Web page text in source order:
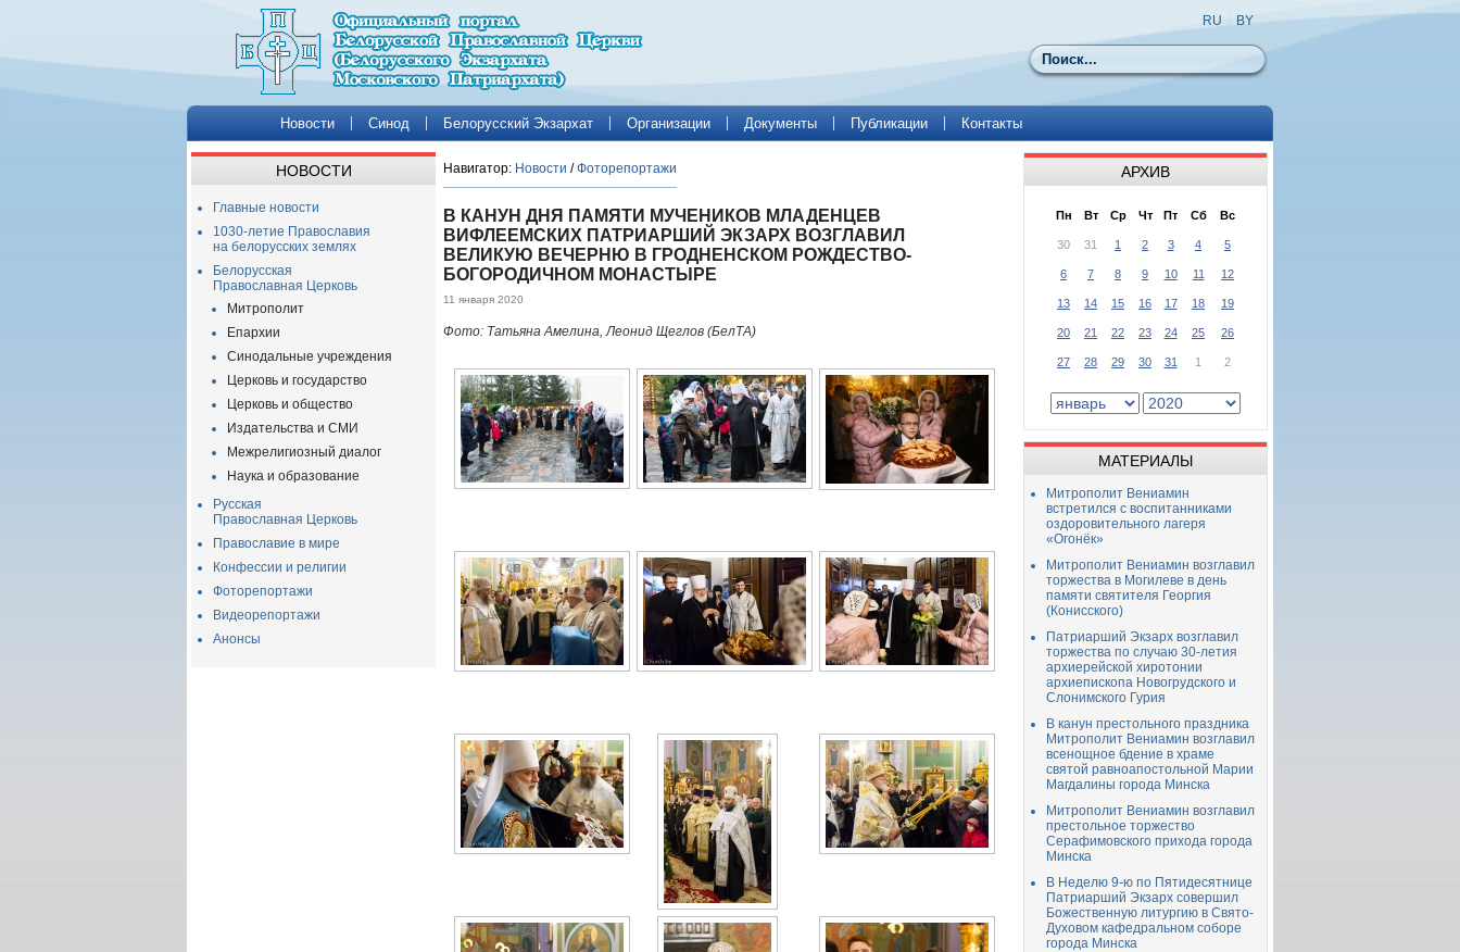
Поиск
RU BY
Новости Синод Белорусский Экзархат Организации Документы Публикации Контакты
НОВОСТИ
Главные новости
1030-летие Православия
на белорусских землях
Белорусская
Православная Церковь
Митрополит
Епархии
Синодальные учреждения
Церковь и государство
Церковь и общество
Издательства и СМИ
Межрелигиозный диалог
Наука и образование
Русская
Православная Церковь
Православие в мире
Конфессии и религии
Фоторепортажи
Видеорепортажи
Анонсы
Навигатор: Новости /Фоторепортажи
В КАНУН ДНЯ ПАМЯТИ МУЧЕНИКОВ МЛАДЕНЦЕВ
ВИФЛЕЕМСКИХ ПАТРИАРШИЙ ЭКЗАРХ ВОЗГЛАВИЛ
ВЕЛИКУЮ ВЕЧЕРНЮ В ГРОДНЕНСКОМ РОЖДЕСТВО-
БОГОРОДИЧНОМ МОНАСТЫРЕ
11 января 2020
Фото: Татьяна Амелина, Леонид Щеглов (БелТА)
АРХИВ
Пн Вт Ср Чт Пт Сб Вс
30 31 1 2 3 4 5
6 7 8 9 10 11 12
13 14 15 16 17 18 19
20 21 22 23 24 25 26
27 28 29 30 31 1 2
МАТЕРИАЛЫ
Митрополит Вениамин
встретился с воспитанниками
оздоровительного лагеря
«Огонёк»
Митрополит Вениамин возглавил
торжества в Могилеве в день
памяти святителя Георгия
(Конисского)
Патриарший Экзарх возглавил
торжества по случаю 30-летия
архиерейской хиротонии
архиепископа Новогрудского и
Слонимского Гурия
В канун престольного праздника
Митрополит Вениамин возглавил
всенощное бдение в храме
святой равноапостольной Марии
Магдалины города Минска
Митрополит Вениамин возглавил
престольное торжество
Серафимовского прихода города
Минска
В Неделю 9-ю по Пятидесятнице
Патриарший Экзарх совершил
Божественную литургию в Свято-
Духовом кафедральном соборе
города Минска